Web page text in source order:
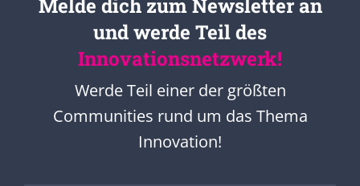
Melde dich zum Newsletter an
und werde Teil des
Innovationsnetzwerk!
Werde Teil einer der größten
Communities rund um das Thema
Innovation!